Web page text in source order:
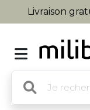
Livraison